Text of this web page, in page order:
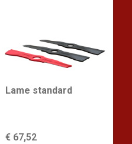
Lame standard
€ 67,52